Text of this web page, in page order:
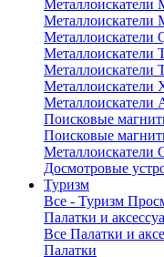
Металлоискатели
Металлоискатели
Металлоискатели
Металлоискатели
Металлоискатели
Металлоискатели
Металлоискатели
Поисковые
Поисковые
Металлоискатели
Досмотровые
Туризм
Все - Туризм
Палатки и
Все Палатки и
Палатки